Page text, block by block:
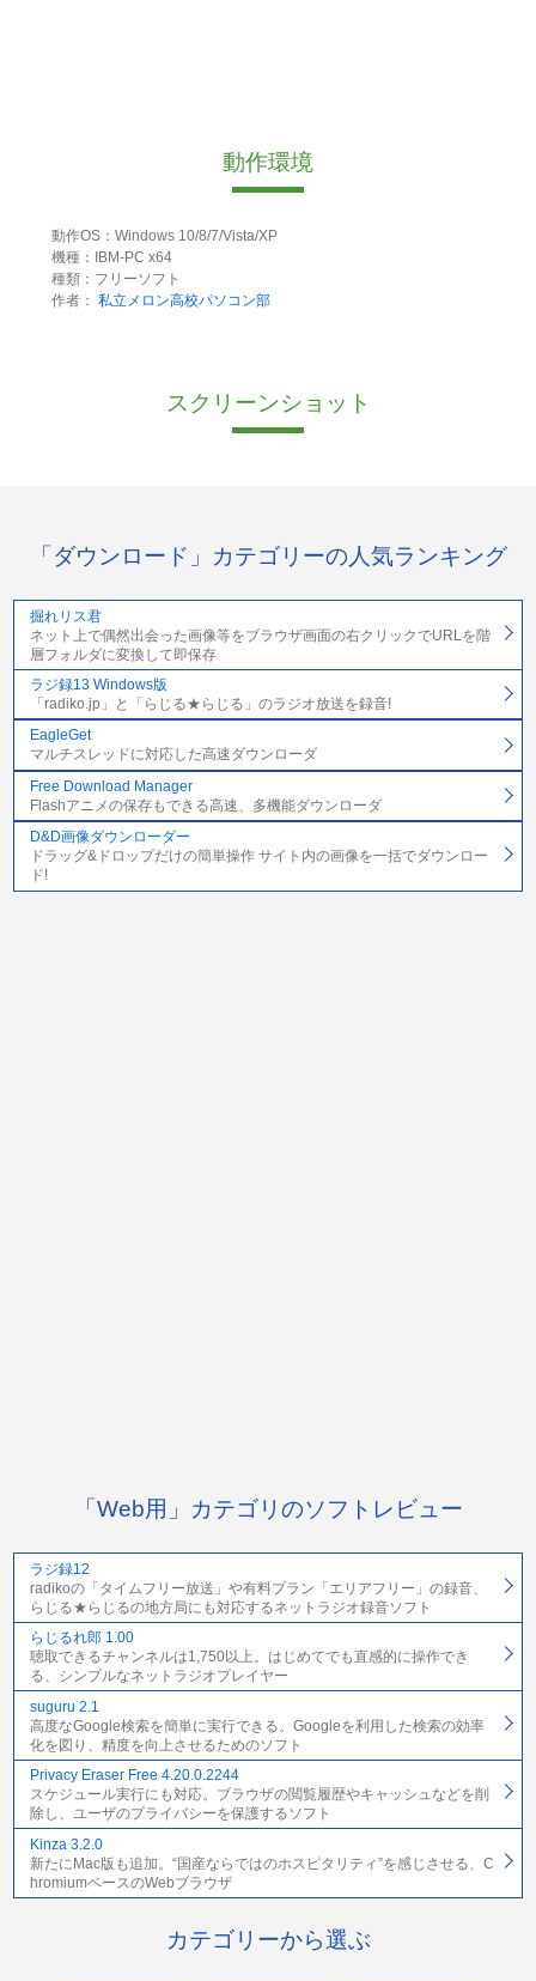
動作環境
動作OS：Windows 10/8/7/Vista/XP
機種：IBM-PC x64
種類：フリーソフト
作者： 私立メロン高校パソコン部
スクリーンショット
「ダウンロード」カテゴリーの人気ランキング
掘れリス君
ネット上で偶然出会った画像等をブラウザ画面の右クリックでURLを階
層フォルダに変換して即保存
ラジ録13 Windows版
「radiko.jp」と「らじる★らじる」のラジオ放送を録音!
EagleGet
マルチスレッドに対応した高速ダウンローダ
Free Download Manager
Flashアニメの保存もできる高速、多機能ダウンローダ
D&D画像ダウンローダー
ドラッグ&ドロップだけの簡単操作 サイト内の画像を一括でダウンロー
ド!
「Web用」カテゴリのソフトレビュー
ラジ録12
radikoの「タイムフリー放送」や有料プラン「エリアフリー」の録音、
らじる★らじるの地方局にも対応するネットラジオ録音ソフト
らじるれ郎 1.00
聴取できるチャンネルは1,750以上。はじめてでも直感的に操作でき
る、シンプルなネットラジオプレイヤー
suguru 2.1
高度なGoogle検索を簡単に実行できる。Googleを利用した検索の効率
化を図り、精度を向上させるためのソフト
Privacy Eraser Free 4.20.0.2244
スケジュール実行にも対応。ブラウザの閲覧履歴やキャッシュなどを削
除し、ユーザのプライバシーを保護するソフト
Kinza 3.2.0
新たにMac版も追加。“国産ならではのホスピタリティ”を感じさせる、C
hromiumベースのWebブラウザ
カテゴリーから選ぶ